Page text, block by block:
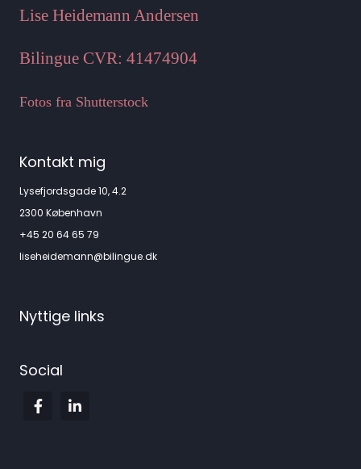
Lise Heidemann Andersen
Bilingue CVR: 41474904
Fotos fra Shutterstock
Kontakt mig
Lysefjordsgade 10, 4.2
2300 København
+45 20 64 65 79
liseheidemann@bilingue.dk
Nyttige links
Social